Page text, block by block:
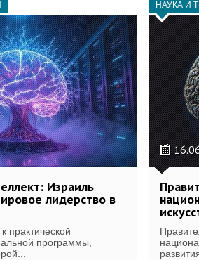
Израиль
лидерство в
практической
программы,
НАУКА И